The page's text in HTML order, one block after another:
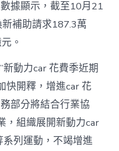
據顯示，截至10月21
補助請求187.3萬
。
動力car 花費季近期
快開釋，增進car 花
部分將結合行業協
，組織展開新動力car
系列運動，不竭增進